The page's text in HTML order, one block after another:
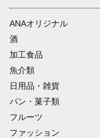
ANAオリジナル
酒
加工食品
魚介類
日用品・雑貨
パン・菓子類
フルーツ
ファッション